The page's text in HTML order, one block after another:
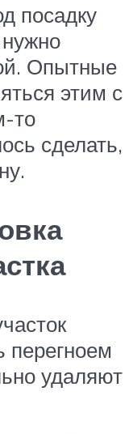
посадку
Опытные
этим с
то
сделать,
перегноем
удаляют